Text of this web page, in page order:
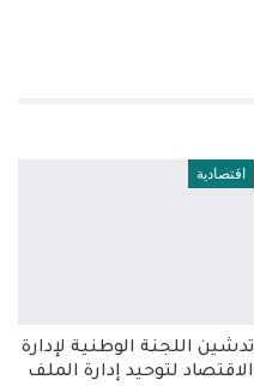
اقتصادية
تدشين اللجنة الوطنية لإدارة
الاقتصاد لتوحيد إدارة الملف